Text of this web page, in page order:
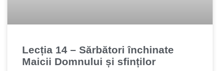
Lecția 14 – Sărbători închinate
Maicii Domnului și sfinților